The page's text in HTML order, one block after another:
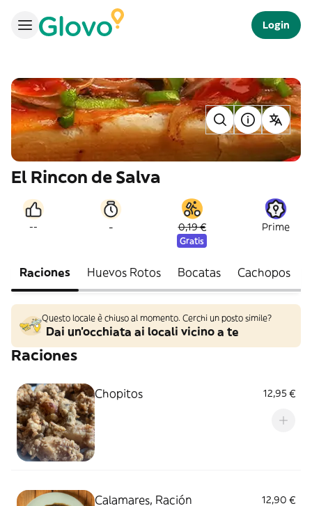
Login
El Rincon de Salva
-- - 0,19 €
Gratis
Prime
Raciones Huevos Rotos Bocatas Cachopos
Questo locale è chiuso al momento. Cerchi un posto simile?
Dai un'occhiata ai locali vicino a te
Raciones
Chopitos 12,95 €
Calamares, Ración 12,90 €